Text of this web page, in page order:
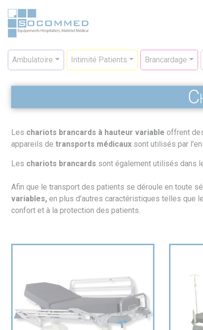
contenu
principal
Navigation
principale
Ambulatoire Intimité Patients Brancardage
Les chariots brancards à hauteur variable offrent
appareils de transports médicaux sont utilisés par
Les chariots brancards sont également utilisés dans
Afin que le transport des patients se déroule en toute
variables, en plus d'autres caractéristiques telles que
confort et à la protection des patients.